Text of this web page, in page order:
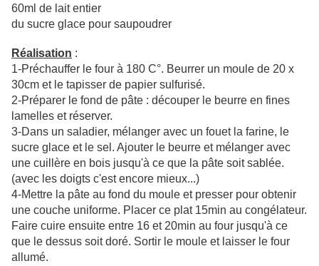
60ml de lait entier
du sucre glace pour saupoudrer
Réalisation :
1-Préchauffer le four à 180 C°. Beurrer un moule de 20 x
30cm et le tapisser de papier sulfurisé.
2-Préparer le fond de pâte : découper le beurre en fines
lamelles et réserver.
3-Dans un saladier, mélanger avec un fouet la farine, le
sucre glace et le sel. Ajouter le beurre et mélanger avec
une cuillère en bois jusqu'à ce que la pâte soit sablée.
(avec les doigts c'est encore mieux...)
4-Mettre la pâte au fond du moule et presser pour obtenir
une couche uniforme. Placer ce plat 15min au congélateur.
Faire cuire ensuite entre 16 et 20min au four jusqu'à ce
que le dessus soit doré. Sortir le moule et laisser le four
allumé.